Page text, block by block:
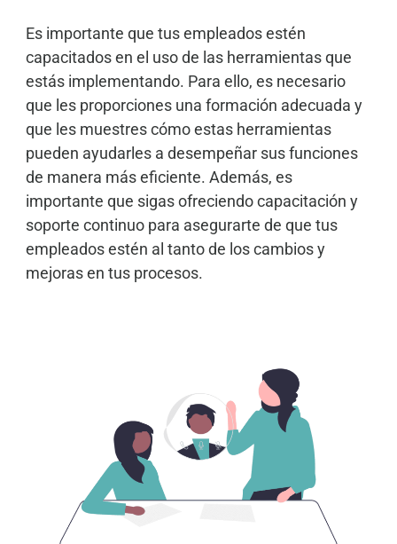
Es importante que tus empleados estén
capacitados en el uso de las herramientas que
estás implementando. Para ello, es necesario
que les proporciones una formación adecuada y
que les muestres cómo estas herramientas
pueden ayudarles a desempeñar sus funciones
de manera más eficiente. Además, es
importante que sigas ofreciendo capacitación y
soporte continuo para asegurarte de que tus
empleados estén al tanto de los cambios y
mejoras en tus procesos.